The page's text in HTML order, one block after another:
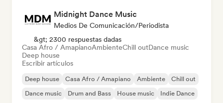
Midnight Dance Music
Medios De Comunicación/Periodista
&gt; 2300 respuestas dadas
Casa Afro / AmapianoAmbienteChill outDance music
Deep house
Escribir artículos
Deep house Casa Afro / Amapiano Ambiente
Chill out
Dance music
Drum and Bass House music Indie Dance